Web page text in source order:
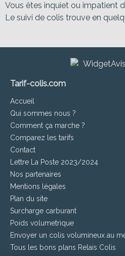
Vous êtes inquiet ou impatient
Le suivi de colis trouve en
Tarif-colis.com
Accueil
Qui sommes nous ?
Comment ça marche ?
Comparez les tarifs
Contact
Lettre La Poste 2023/2024
Nos partenaires
Mentions légales
Plan du site
Surcharge carburant
Poids volumetrique
Envoyer un colis volumineux au
Tous les bons plans Relais Colis